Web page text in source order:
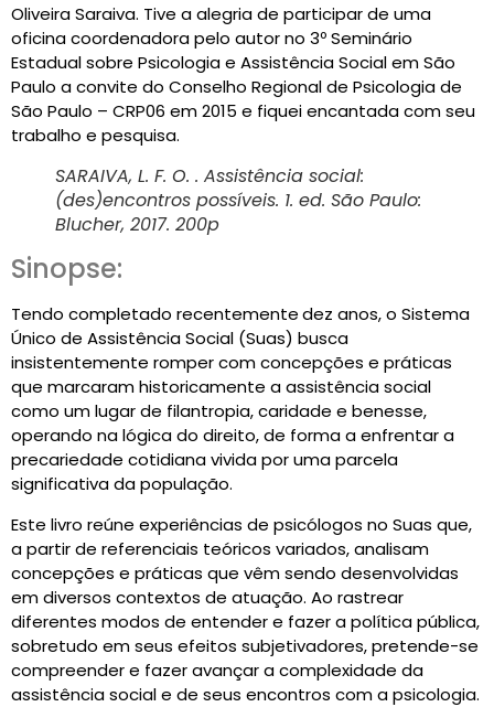
Oliveira Saraiva. Tive a alegria de participar de uma
oficina coordenadora pelo autor no 3º Seminário
Estadual sobre Psicologia e Assistência Social em São
Paulo a convite do Conselho Regional de Psicologia de
São Paulo – CRP06 em 2015 e fiquei encantada com seu
trabalho e pesquisa.
SARAIVA, L. F. O. . Assistência social:
(des)encontros possíveis. 1. ed. São Paulo:
Blucher, 2017. 200p
Sinopse:
Tendo completado recentementedez anos, o Sistema
Único de Assistência Social (Suas) busca
insistentemente romper com concepções e práticas
que marcaram historicamente a assistência social
como um lugar de filantropia, caridade e benesse,
operando na lógica do direito, de forma a enfrentar a
precariedade cotidiana vivida por uma parcela
significativa da população.
Este livro reúne experiências de psicólogos no Suas que,
a partir de referenciais teóricos variados, analisam
concepções e práticas que vêm sendo desenvolvidas
em diversos contextos de atuação. Ao rastrear
diferentes modos de entender e fazer a política pública,
sobretudo em seus efeitos subjetivadores, pretende-se
compreender e fazer avançar a complexidade da
assistência social e de seus encontros com a psicologia.